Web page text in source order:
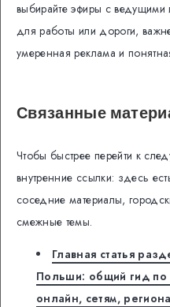
выбирайте эфиры с
для работы или дороги,
умеренная реклама и
Связанные
Чтобы быстрее перейти к
внутренние ссылки: здесь
соседние материалы,
смежные темы.
Главная статья
Польши: общий гид по
онлайн, сетям,